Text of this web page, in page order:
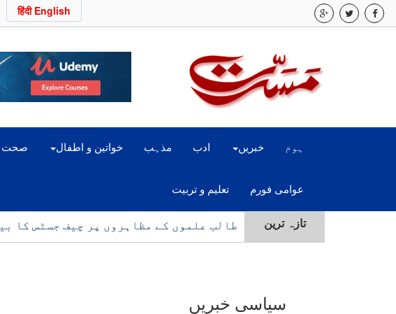
हिंदी English
ہوم خبریں ادب مذہب خواتین و اطفال صحت
عوامی فورم تعلیم و تربیت
تازہ ترین طالب علموں کے مظاہروں پر چیف جسٹس کا
سیاسی خبریں